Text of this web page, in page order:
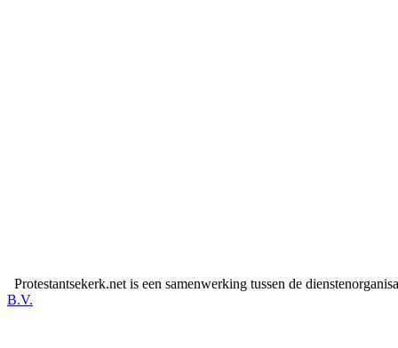
Protestantsekerk.net is een samenwerking tussen de
B.V.